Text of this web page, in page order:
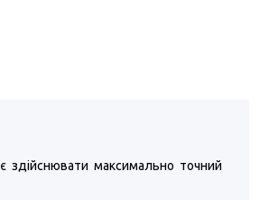
здійснювати максимально точний